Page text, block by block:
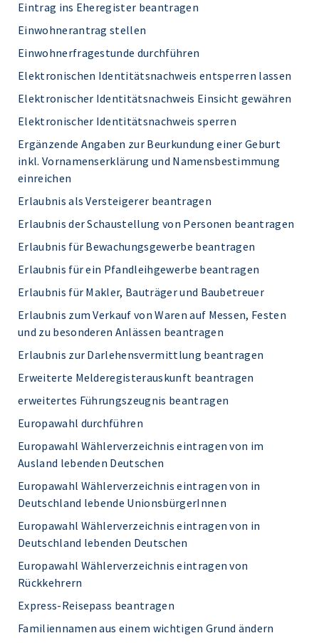
Eintrag ins Eheregister beantragen
Einwohnerantrag stellen
Einwohnerfragestunde durchführen
Elektronischen Identitätsnachweis entsperren lassen
Elektronischer Identitätsnachweis Einsicht gewähren
Elektronischer Identitätsnachweis sperren
Ergänzende Angaben zur Beurkundung einer Geburt
inkl. Vornamenserklärung und Namensbestimmung
einreichen
Erlaubnis als Versteigerer beantragen
Erlaubnis der Schaustellung von Personen beantragen
Erlaubnis für Bewachungsgewerbe beantragen
Erlaubnis für ein Pfandleihgewerbe beantragen
Erlaubnis für Makler, Bauträger und Baubetreuer
Erlaubnis zum Verkauf von Waren auf Messen, Festen
und zu besonderen Anlässen beantragen
Erlaubnis zur Darlehensvermittlung beantragen
Erweiterte Melderegisterauskunft beantragen
erweitertes Führungszeugnis beantragen
Europawahl durchführen
Europawahl Wählerverzeichnis eintragen von im
Ausland lebenden Deutschen
Europawahl Wählerverzeichnis eintragen von in
Deutschland lebende UnionsbürgerInnen
Europawahl Wählerverzeichnis eintragen von in
Deutschland lebenden Deutschen
Europawahl Wählerverzeichnis eintragen von
Rückkehrern
Express-Reisepass beantragen
Familiennamen aus einem wichtigen Grund ändern